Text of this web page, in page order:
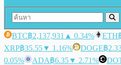
BTC฿2,137,931 ▲ 0.34% ETH
XRP฿35.55▼ 1.16% DOGE฿
0.05%
ADA฿6.35▼ 2.71%